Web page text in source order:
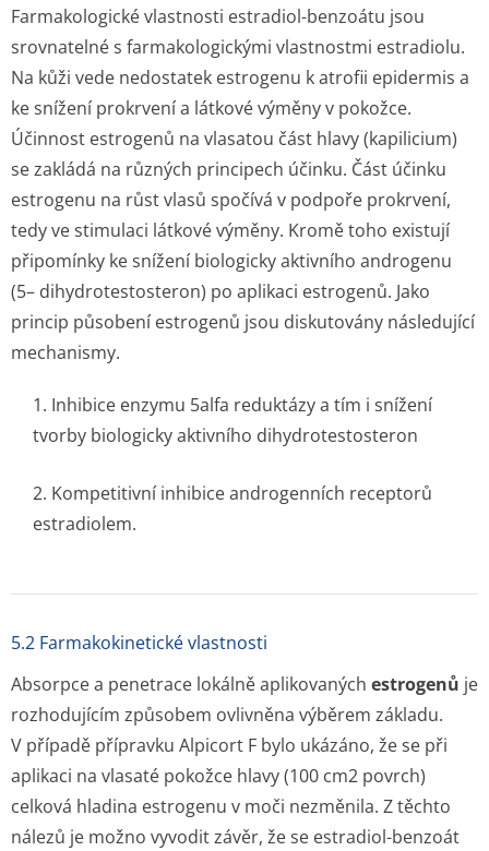
Farmakologické vlastnosti estradiol-benzoátu jsou
srovnatelné s farmakologickými vlastnostmi estradiolu.
Na kůži vede nedostatek estrogenu k atrofii epidermis a
ke snížení prokrvení a látkové výměny v pokožce.
Účinnost estrogenů na vlasatou část hlavy (kapilicium)
se zakládá na různých principech účinku. Část účinku
estrogenu na růst vlasů spočívá v podpoře prokrvení,
tedy ve stimulaci látkové výměny. Kromě toho existují
připomínky ke snížení biologicky aktivního androgenu
(5– dihydrotestosteron) po aplikaci estrogenů. Jako
princip působení estrogenů jsou diskutovány následující
mechanismy.
1. Inhibice enzymu 5alfa reduktázy a tím i snížení
tvorby biologicky aktivního dihydrotestosteron
2. Kompetitivní inhibice androgenních receptorů
estradiolem.
5.2 Farmakokinetické vlastnosti
Absorpce a penetrace lokálně aplikovaných estrogenů je
rozhodujícím způsobem ovlivněna výběrem základu.
V případě přípravku Alpicort F bylo ukázáno, že se při
aplikaci na vlasaté pokožce hlavy (100 cm2 povrch)
celková hladina estrogenu v moči nezměnila. Z těchto
nálezů je možno vyvodit závěr, že se estradiol-benzoát